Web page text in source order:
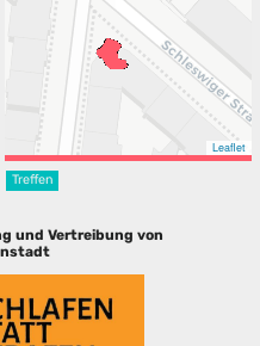
Leaflet
Treffen
und Vertreibung von